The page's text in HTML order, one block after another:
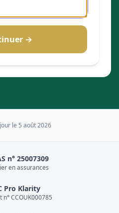
→
le 5 août 2026
n° 25007309
en assurances
Pro Klarity
n° CCOUK000785